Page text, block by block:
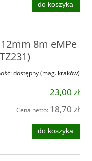
do koszyka
8m eMPe
dostępny (mag. kraków)
23,00 zł
Cena netto: 18,70 zł
do koszyka